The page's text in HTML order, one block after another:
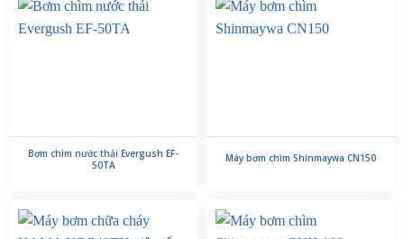
Bơm chìm nước thải Evergush EF-
50TA
Máy bơm chìm Shinmaywa CN150